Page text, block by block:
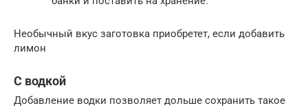
Необычный вкус заготовка приобретет, если добавить
лимон
С водкой
Добавление водки позволяет дольше сохранить такое